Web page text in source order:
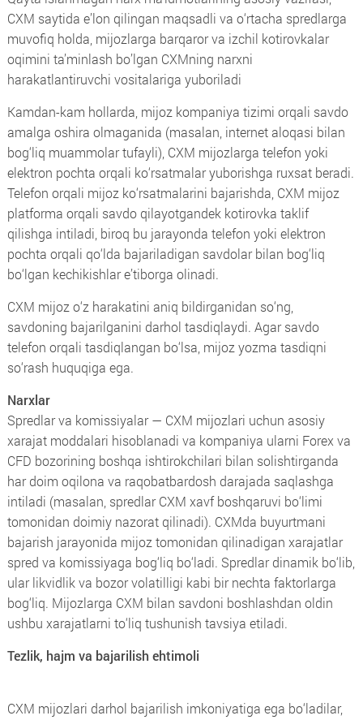
CXM saytida e’lon qilingan maqsadli va o‘rtacha spredlarga
muvofiq holda, mijozlarga barqaror va izchil kotirovkalar
oqimini ta’minlash bo’lgan CXMning narxni
harakatlantiruvchi vositalariga yuboriladi
Kamdan-kam hollarda, mijoz kompaniya tizimi orqali savdo
amalga oshira olmaganida (masalan, internet aloqasi bilan
bog‘liq muammolar tufayli), CXM mijozlarga telefon yoki
elektron pochta orqali ko‘rsatmalar yuborishga ruxsat beradi.
Telefon orqali mijoz ko‘rsatmalarini bajarishda, CXM mijoz
platforma orqali savdo qilayotgandek kotirovka taklif
qilishga intiladi, biroq bu jarayonda telefon yoki elektron
pochta orqali qo‘lda bajariladigan savdolar bilan bog‘liq
bo‘lgan kechikishlar e’tiborga olinadi.
CXM mijoz o‘z harakatini aniq bildirganidan so‘ng,
savdoning bajarilganini darhol tasdiqlaydi. Agar savdo
telefon orqali tasdiqlangan bo‘lsa, mijoz yozma tasdiqni
so‘rash huquqiga ega.
Narxlar
Spredlar va komissiyalar — CXM mijozlari uchun asosiy
xarajat moddalari hisoblanadi va kompaniya ularni Forex va
CFD bozorining boshqa ishtirokchilari bilan solishtirganda
har doim oqilona va raqobatbardosh darajada saqlashga
intiladi (masalan, spredlar CXM xavf boshqaruvi bo‘limi
tomonidan doimiy nazorat qilinadi). CXMda buyurtmani
bajarish jarayonida mijoz tomonidan qilinadigan xarajatlar
spred va komissiyaga bog‘liq bo‘ladi. Spredlar dinamik bo‘lib,
ular likvidlik va bozor volatilligi kabi bir nechta faktorlarga
bog‘liq. Mijozlarga CXM bilan savdoni boshlashdan oldin
ushbu xarajatlarni to‘liq tushunish tavsiya etiladi.
Tezlik, hajm va bajarilish ehtimoli
CXM mijozlari darhol bajarilish imkoniyatiga ega bo‘ladilar,